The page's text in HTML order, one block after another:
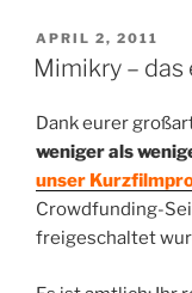
VERÖFFENTLICHT
AM
APRIL 2, 2011
Mimikry –
Dank eurer
weniger als
unser
Crowdfunding-
freigeschaltet